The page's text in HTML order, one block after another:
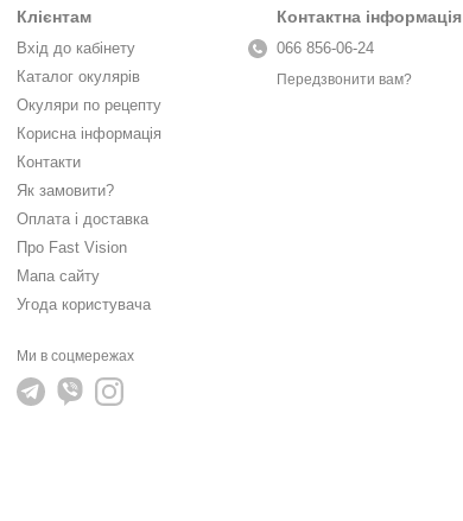
Клієнтам
Вхід до кабінету
Каталог окулярів
Окуляри по рецепту
Корисна інформація
Контакти
Як замовити?
Оплата і доставка
Про Fast Vision
Мапа сайту
Угода користувача
Ми в соцмережах
Контактна інформація
066 856-06-24
Передзвонити вам?